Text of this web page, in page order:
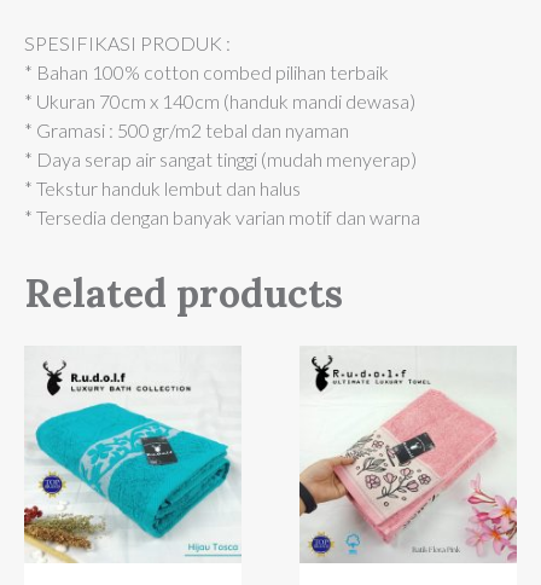
SPESIFIKASI PRODUK :
* Bahan 100% cotton combed pilihan terbaik
* Ukuran 70cm x 140cm (handuk mandi dewasa)
* Gramasi : 500 gr/m2 tebal dan nyaman
* Daya serap air sangat tinggi (mudah menyerap)
* Tekstur handuk lembut dan halus
* Tersedia dengan banyak varian motif dan warna
Related products